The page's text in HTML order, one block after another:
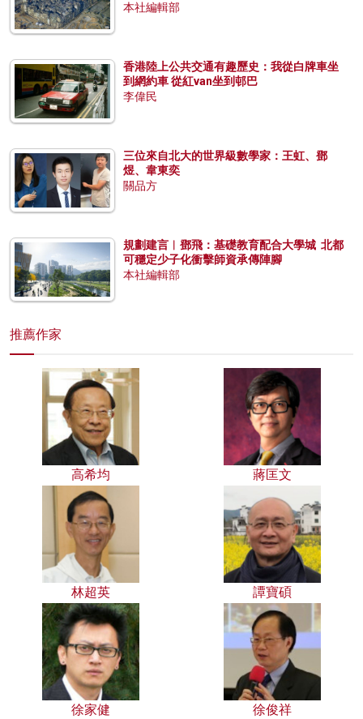
本社編輯部
香港陸上公共交通有趣歷史：我從白牌車坐
到網約車 從紅van坐到邨巴
李偉民
三位來自北大的世界級數學家：王虹、鄧
煜、韋東奕
關品方
規劃建言︱鄧飛：基礎教育配合大學城 北都
可穩定少子化衝擊師資承傳陣腳
本社編輯部
推薦作家
高希均 蔣匡文
林超英 譚寶碩
徐家健 徐俊祥